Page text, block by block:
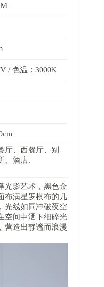
/ 色温：3000K
厅、西餐厅、别
、酒店.
光影艺术，黑色金
布满星罗棋布的几
光线如同冲破夜空
空间中洒下细碎光
营造出静谧而浪漫